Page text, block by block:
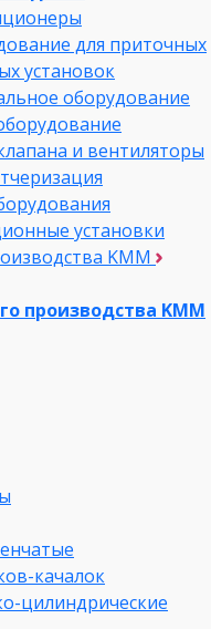
для приточных
установок
оборудование
и вентиляторы
установки
KMM
производства KMM
качалок
цилиндрические